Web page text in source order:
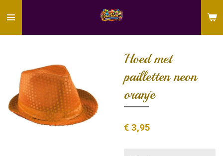
direct
Hoed met
pailletten neon
oranje
€ 3,95